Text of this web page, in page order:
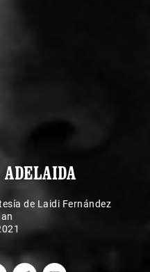
ADELAIDA
de Laidi Fernández